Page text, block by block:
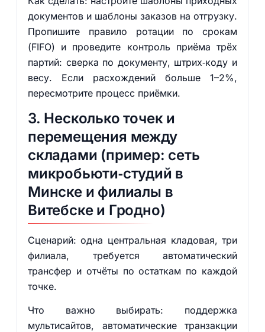
документов и шаблоны заказов на отгрузку.
Пропишите правило ротации по срокам
(FIFO) и проведите контроль приёма трёх
партий: сверка по документу, штрих‑коду и
весу. Если расхождений больше 1–2%,
пересмотрите процесс приёмки.
3. Несколько точек и
перемещения между
складами (пример: сеть
микробьюти‑студий в
Минске и филиалы в
Витебске и Гродно)
Сценарий: одна центральная кладовая, три
филиала, требуется автоматический
трансфер и отчёты по остаткам по каждой
точке.
Что важно выбирать: поддержка
мультисайтов, автоматические транзакции